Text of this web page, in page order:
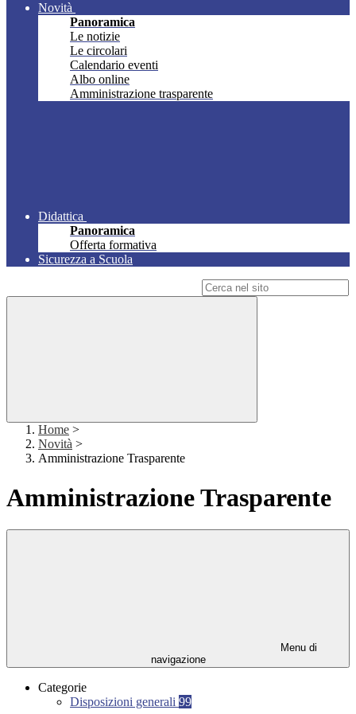
Novità
Panoramica
Le notizie
Le circolari
Calendario eventi
Albo online
Amministrazione trasparente
Didattica
Panoramica
Offerta formativa
Sicurezza a Scuola
Home >
Novità >
Amministrazione Trasparente
Amministrazione Trasparente
Menu di
navigazione
Categorie
Disposizioni generali 99